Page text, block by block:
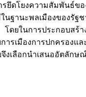
ดโยงความสัมพันธ์ข
นฐานะพลเมืองของ
ยในการประกอบส
ารเมืองการปกครอ
เลือกนำเสนออัตลัก